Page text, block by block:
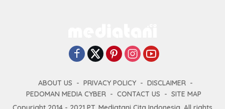
ABOUT US PRIVACY POLICY
DISCLAIMER
PEDOMAN MEDIA CYBER
CONTACT US
SITE MAP